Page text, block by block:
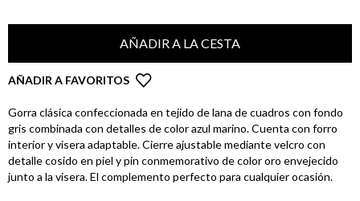
AÑADIR A LA CESTA
AÑADIR A FAVORITOS
Gorra clásica confeccionada en tejido de lana de cuadros con fondo
gris combinada con detalles de color azul marino. Cuenta con forro
interior y visera adaptable. Cierre ajustable mediante velcro con
detalle cosido en piel y pin conmemorativo de color oro envejecido
junto a la visera. El complemento perfecto para cualquier ocasión.